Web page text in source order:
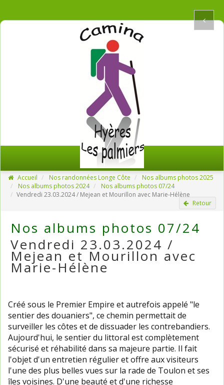
Accueil Nos randonnées Longe Côte
Nos albums photos 2025
Nos albums photos 2024
Nos albums photos 07/24
Vendredi 23.03.2024 / Mejean et Mourillon avec Marie-Hélène
Retour
Nos albums photos 07/24
Vendredi 23.03.2024 /
Mejean et Mourillon avec
Marie-Hélène
Créé sous le Premier Empire et autrefois appelé "le
sentier des douaniers", ce chemin permettait de
surveiller les côtes et de dissuader les contrebandiers.
Aujourd'hui, le sentier du littoral est complètement
sécurisé et réhabilité dans sa majeure partie. Il fait
l'objet d'un entretien régulier et offre aux visiteurs
l'une des plus belles vues sur la rade de Toulon et ses
îles voisines. D'une beauté et d'une richesse